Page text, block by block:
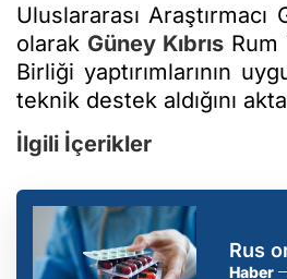
Uluslararası
olarak Güney Kıbrıs
Birliği yaptırımlarının
teknik destek aldığını
İlgili İçerikler
Rus
Haber